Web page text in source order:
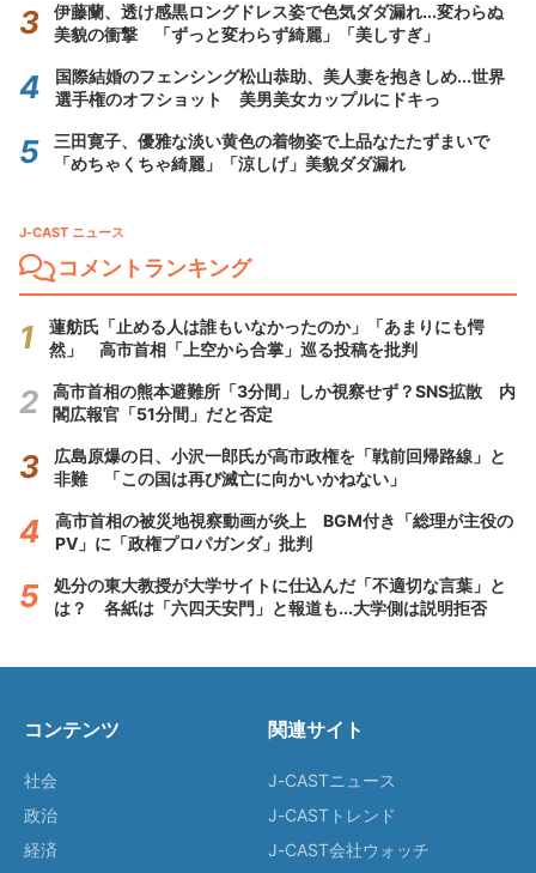
伊藤蘭、透け感黒ロングドレス姿で色気ダダ漏れ...変わらぬ
美貌の衝撃 「ずっと変わらず綺麗」「美しすぎ」
国際結婚のフェンシング松山恭助、美人妻を抱きしめ...世界
選手権のオフショット 美男美女カップルにドキっ
三田寛子、優雅な淡い黄色の着物姿で上品なたたずまいで
「めちゃくちゃ綺麗」「涼しげ」美貌ダダ漏れ
J-CAST ニュース
コメントランキング
蓮舫氏「止める人は誰もいなかったのか」「あまりにも愕
然」 高市首相「上空から合掌」巡る投稿を批判
高市首相の熊本避難所「3分間」しか視察せず？SNS拡散 内
閣広報官「51分間」だと否定
広島原爆の日、小沢一郎氏が高市政権を「戦前回帰路線」と
非難 「この国は再び滅亡に向かいかねない」
高市首相の被災地視察動画が炎上 BGM付き「総理が主役の
PV」に「政権プロパガンダ」批判
処分の東大教授が大学サイトに仕込んだ「不適切な言葉」と
は？ 各紙は「六四天安門」と報道も...大学側は説明拒否
コンテンツ
社会
政治
経済
関連サイト
J-CASTニュース
J-CASTトレンド
J-CAST会社ウォッチ